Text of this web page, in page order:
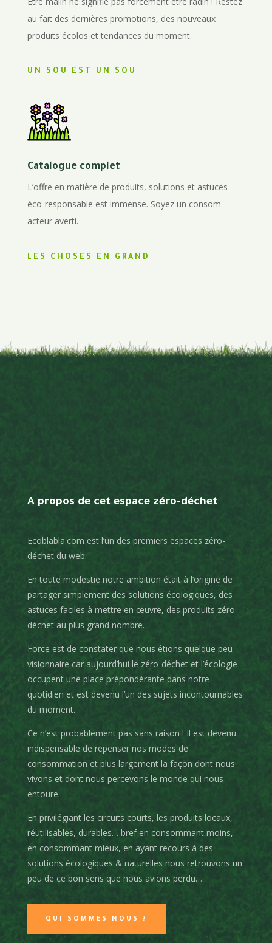
au fait des dernières promotions, des nouveaux
produits écolos et tendances du moment.
UN SOU EST UN SOU
Catalogue complet
L’offre en matière de produits, solutions et astuces
éco-responsable est immense. Soyez un consom-
acteur averti.
LES CHOSES EN GRAND
A propos de cet espace zéro-déchet
Ecoblabla.com est l’un des premiers espaces zéro-
déchet du web.
En toute modestie notre ambition était à l’origine de
partager simplement des solutions écologiques, des
astuces faciles à mettre en œuvre, des produits zéro-
déchet au plus grand nombre.
Force est de constater que nous étions quelque peu
visionnaire car aujourd’hui le zéro-déchet et l’écologie
occupent une place prépondérante dans notre
quotidien et est devenu l’un des sujets incontournables
du moment.
Ce n’est probablement pas sans raison ! Il est devenu
indispensable de repenser nos modes de
consommation et plus largement la façon dont nous
vivons et dont nous percevons le monde qui nous
entoure.
En privilégiant les circuits courts, les produits locaux,
réutilisables, durables… bref en consommant moins,
en consommant mieux, en ayant recours à des
solutions écologiques & naturelles nous retrouvons un
peu de ce bon sens que nous avions perdu…
QUI SOMMES NOUS ?